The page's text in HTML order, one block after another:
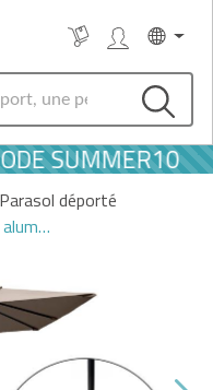
SUMMER10
Parasol déporté